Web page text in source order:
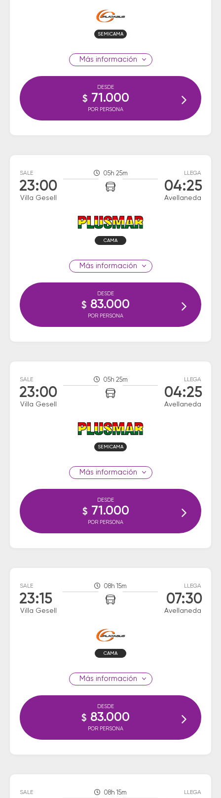
SEMICAMA
información
DESDE
$ 71.000
POR PERSONA
SALE
23:00
Villa Gesell
05h 25m LLEGA
04:25
Avellaneda
CAMA
información
DESDE
$ 83.000
POR PERSONA
SALE
23:00
Villa Gesell
05h 25m LLEGA
04:25
Avellaneda
SEMICAMA
información
DESDE
$ 71.000
POR PERSONA
SALE
23:15
Villa Gesell
08h 15m LLEGA
07:30
Avellaneda
CAMA
información
DESDE
$ 83.000
POR PERSONA
SALE 08h 15m LLEGA